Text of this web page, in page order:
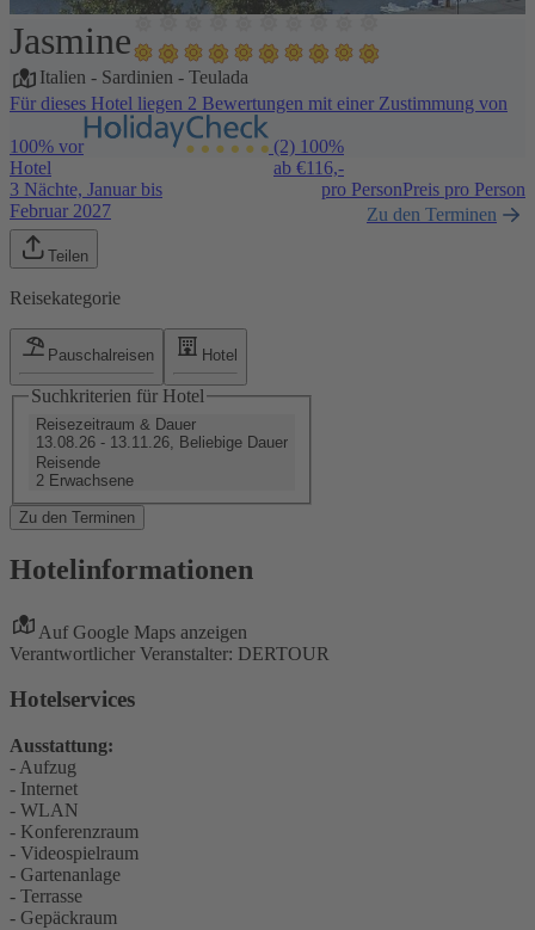
Jasmine
Italien - Sardinien - Teulada
Für dieses Hotel liegen 2 Bewertungen mit einer Zustimmung von
100% vor (2) 100%
Hotel
3 Nächte, Januar bis
Februar 2027
ab €116,-
pro PersonPreis pro Person
Zu den Terminen
Teilen
Reisekategorie
Pauschalreisen Hotel
Suchkriterien für Hotel
Reisezeitraum & Dauer
13.08.26 - 13.11.26, Beliebige Dauer
Reisende
2 Erwachsene
Zu den Terminen
Hotelinformationen
Auf Google Maps anzeigen
Verantwortlicher Veranstalter: DERTOUR
Hotelservices
Ausstattung:
- Aufzug
- Internet
- WLAN
- Konferenzraum
- Videospielraum
- Gartenanlage
- Terrasse
- Gepäckraum